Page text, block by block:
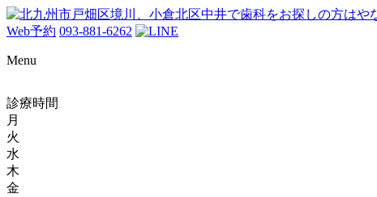
Web予約 093-881-6262
Menu
診療時間
月
火
水
木
金